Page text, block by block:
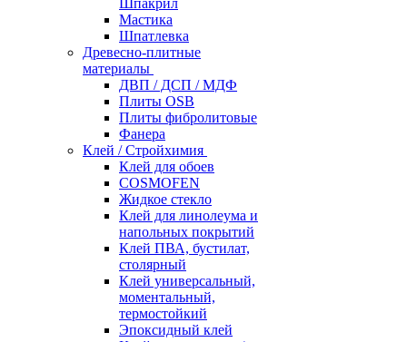
Шпакрил
Мастика
Шпатлевка
Древесно-плитные
материалы
ДВП / ДСП / МДФ
Плиты OSB
Плиты фибролитовые
Фанера
Клей / Стройхимия
Клей для обоев
COSMOFEN
Жидкое стекло
Клей для линолеума и
напольных покрытий
Клей ПВА, бустилат,
столярный
Клей универсальный,
моментальный,
термостойкий
Эпоксидный клей